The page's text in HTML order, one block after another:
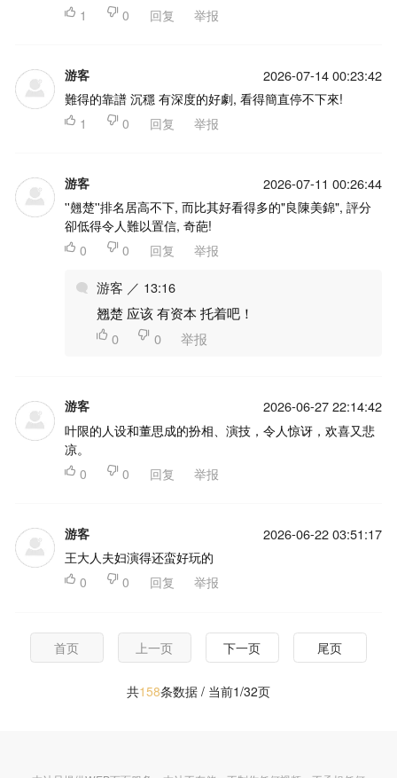
 1  0 回复 举报
游客 2026-07-14 00:23:42
難得的靠譜 沉穩 有深度的好劇, 看得簡直停不下來!
 1  0 回复 举报
游客 2026-07-11 00:26:44
''翹楚''排名居高不下, 而比其好看得多的"良陳美錦", 評分
卻低得令人難以置信, 奇葩!
 0  0 回复 举报
游客 ／ 13:16
翘楚 应该 有资本 托着吧！
 0  0 举报
游客 2026-06-27 22:14:42
叶限的人设和董思成的扮相、演技，令人惊讶，欢喜又悲
凉。
 0  0 回复 举报
游客 2026-06-22 03:51:17
王大人夫妇演得还蛮好玩的
 0  0 回复 举报
首页 上一页 下一页 尾页
共158条数据 / 当前1/32页